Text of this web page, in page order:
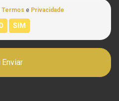
Termos e Privacidade
Enviar